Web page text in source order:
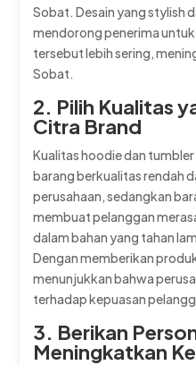
Sobat. Desain yang stylish
mendorong penerima
tersebut lebih sering,
Sobat.
2. Pilih Kualitas
Citra Brand
Kualitas hoodie dan
barang berkualitas rendah
perusahaan, sedangkan
membuat pelanggan
dalam bahan yang tahan
Dengan memberikan
menunjukkan bahwa
terhadap kepuasan
3. Berikan
Meningkatkan